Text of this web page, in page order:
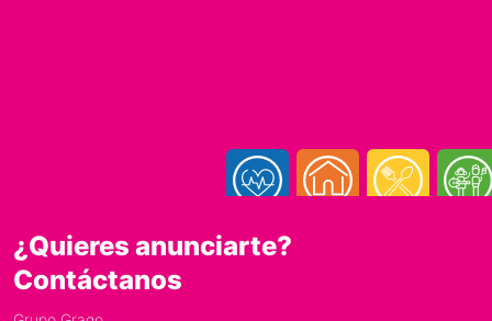
¿Quieres anunciarte?
Contáctanos